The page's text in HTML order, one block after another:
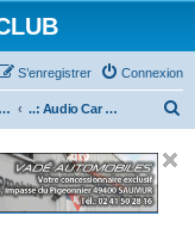
Connexion
S’enregistrer
Véhicules MAZDA :.. ..: Audio Car & Navigation:..